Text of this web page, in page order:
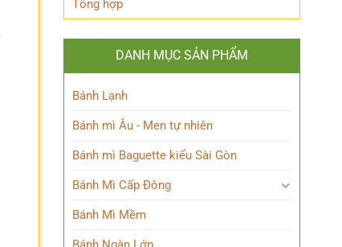
Tổng hợp
DANH MỤC SẢN PHẨM
Bánh Lạnh
Bánh mì Âu - Men tự nhiên
Bánh mì Baguette kiểu Sài Gòn
Bánh Mì Cấp Đông
Bánh Mì Mềm